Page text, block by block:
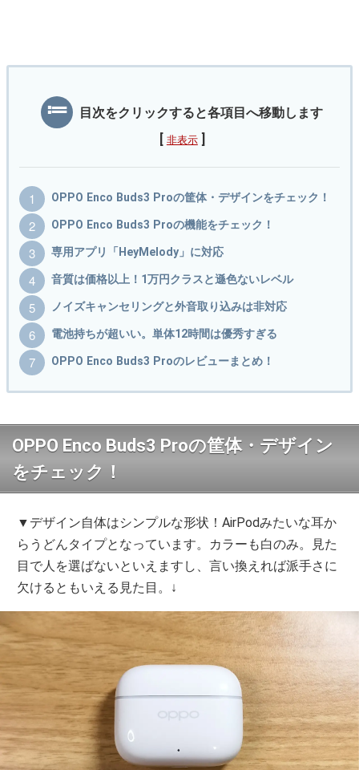
目次をクリックすると各項目へ移動します
非表示
OPPO Enco Buds3 Proの筐体・デザインをチェック！
OPPO Enco Buds3 Proの機能をチェック！
専用アプリ「HeyMelody」に対応
音質は価格以上！1万円クラスと遜色ないレベル
ノイズキャンセリングと外音取り込みは非対応
電池持ちが超いい。単体12時間は優秀すぎる
OPPO Enco Buds3 Proのレビューまとめ！
OPPO Enco Buds3 Proの筐体・デザイン
をチェック！
▼デザイン自体はシンプルな形状！AirPodみたいな耳か
らうどんタイプとなっています。カラーも白のみ。見た
目で人を選ばないといえますし、言い換えれば派手さに
欠けるともいえる見た目。↓